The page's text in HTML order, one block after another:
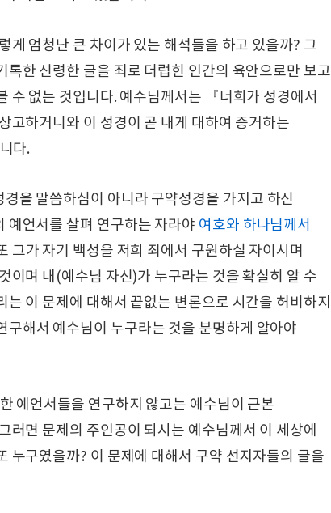
게 엄청난 큰 차이가 있는 해석들을 하고 있을까? 그
록한 신령한 글을 죄로 더럽힌 인간의 육안으로만 보고
수 없는 것입니다. 예수님께서는 『너희가 성경에서
고하거니와 이 성경이 곧 내게 대하여 증거하는
다.
을 말씀하심이 아니라 구약성경을 가지고 하신
예언서를 살펴 연구하는 자라야 여호와 하나님께서
그가 자기 백성을 저희 죄에서 구원하실 자이시며
이며 내(예수님 자신)가 누구라는 것을 확실히 알 수
는 이 문제에 대해서 끝없는 변론으로 시간을 허비하지
구해서 예수님이 누구라는 것을 분명하게 알아야
예언서들을 연구하지 않고는 예수님이 근본
러면 문제의 주인공이 되시는 예수님께서 이 세상에
누구였을까? 이 문제에 대해서 구약 선지자들의 글을